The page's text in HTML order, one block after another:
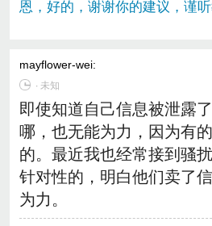
恩，好的，谢谢你的建议，谨听
mayflower-wei:
∙ 未知
即使知道自己信息被泄露
哪，也无能为力，因为有
的。最近我也经常接到骚
针对性的，明白他们卖了
为力。